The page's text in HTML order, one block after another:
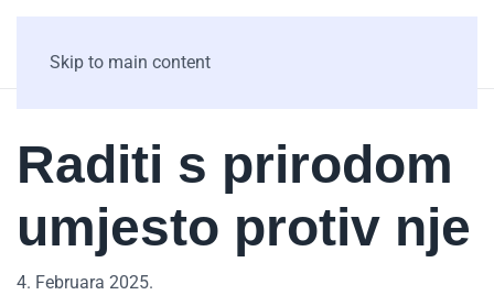
Skip to main content
Raditi s prirodom
umjesto protiv nje
4. Februara 2025.